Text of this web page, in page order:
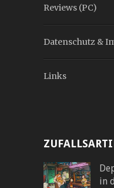
Reviews (PC)
Datenschutz &
Links
in